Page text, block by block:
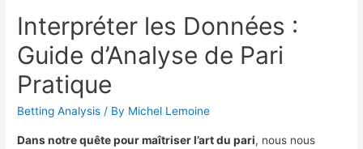
Interpréter les Données :
Guide d’Analyse de Pari
Pratique
Betting Analysis / By Michel Lemoine
Dans notre quête pour maîtriser l’art du pari, nous nous